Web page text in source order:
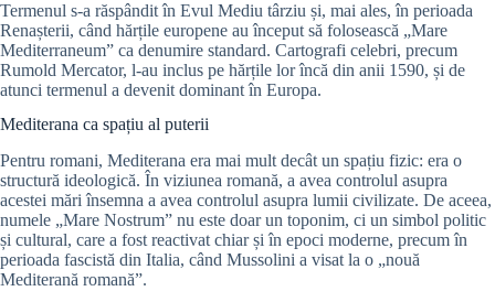
Termenul s-a răspândit în Evul Mediu târziu și, mai ales, în perioada
Renașterii, când hărțile europene au început să folosească „Mare
Mediterraneum” ca denumire standard. Cartografi celebri, precum
Rumold Mercator, l-au inclus pe hărțile lor încă din anii 1590, și de
atunci termenul a devenit dominant în Europa.
Mediterana ca spațiu al puterii
Pentru romani, Mediterana era mai mult decât un spațiu fizic: era o
structură ideologică. În viziunea romană, a avea controlul asupra
acestei mări însemna a avea controlul asupra lumii civilizate. De aceea,
numele „Mare Nostrum” nu este doar un toponim, ci un simbol politic
și cultural, care a fost reactivat chiar și în epoci moderne, precum în
perioada fascistă din Italia, când Mussolini a visat la o „nouă
Mediterană romană”.